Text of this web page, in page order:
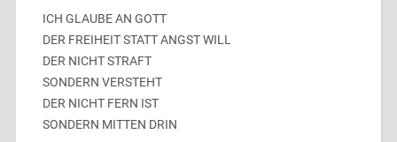
ICH GLAUBE AN GOTT
DER FREIHEIT STATT ANGST WILL
DER NICHT STRAFT
SONDERN VERSTEHT
DER NICHT FERN IST
SONDERN MITTEN DRIN